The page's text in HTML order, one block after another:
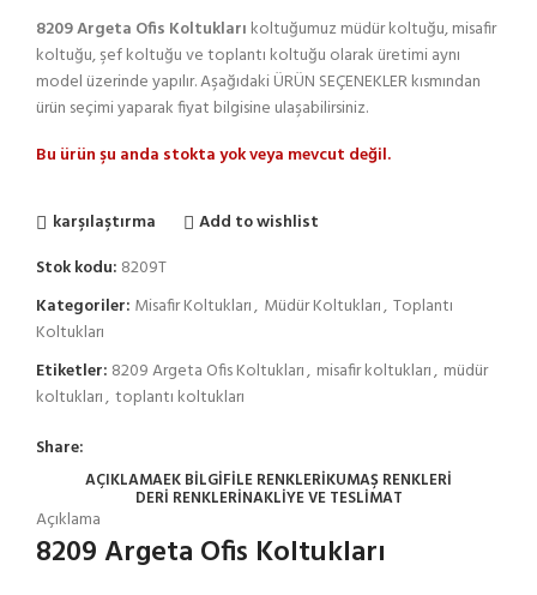
8209 Argeta Ofis Koltukları koltuğumuz müdür koltuğu, misafir
koltuğu, şef koltuğu ve toplantı koltuğu olarak üretimi aynı
model üzerinde yapılır. Aşağıdaki ÜRÜN SEÇENEKLER kısmından
ürün seçimi yaparak fiyat bilgisine ulaşabilirsiniz.
Bu ürün şu anda stokta yok veya mevcut değil.
karşılaştırma
Add to wishlist
Stok kodu: 8209T
Kategoriler: Misafir Koltukları, Müdür Koltukları, Toplantı
Koltukları
Etiketler: 8209 Argeta Ofis Koltukları, misafir koltukları, müdür
koltukları, toplantı koltukları
Share:
AÇIKLAMAEK BILGIFİLE RENKLERİKUMAŞ RENKLERİ
DERI RENKLERINAKLIYE VE TESLIMAT
Açıklama
8209 Argeta Ofis Koltukları